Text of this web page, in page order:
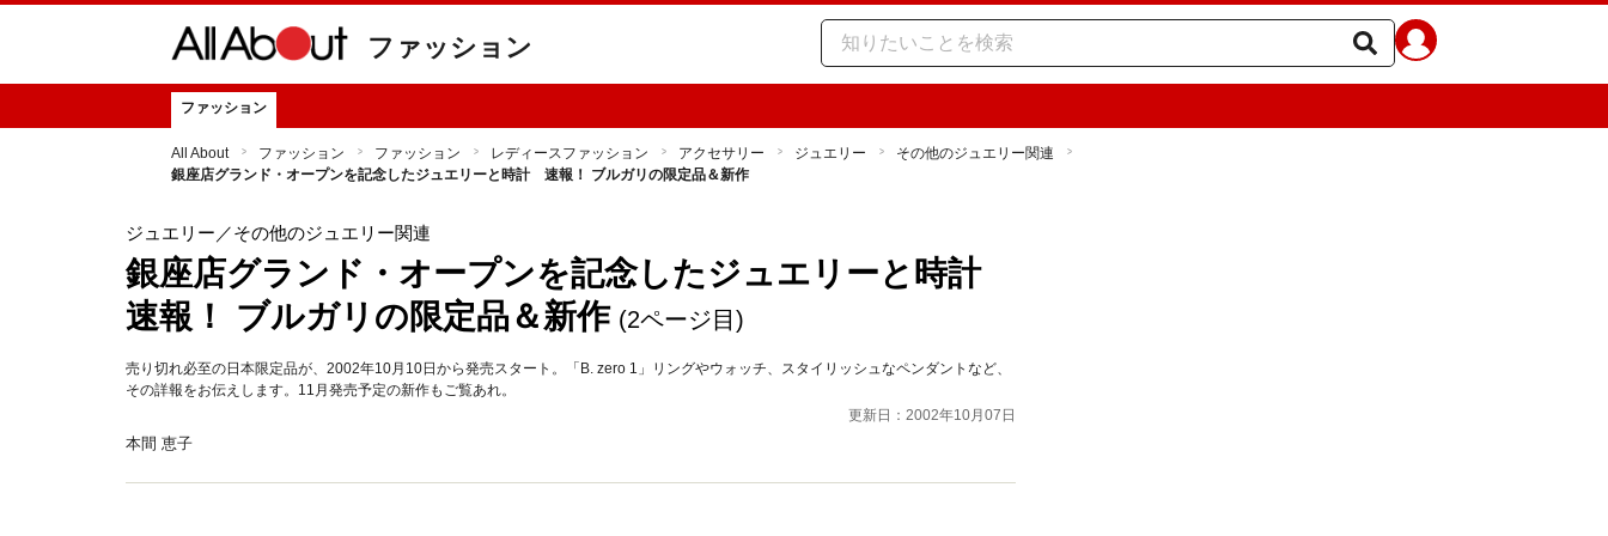
ファッション
ファッション
All About ファッション ファッション レディースファッション アクセサリー ジュエリー
その他のジュエリー関連
銀座店グランド・オープンを記念したジュエリーと時計 速報！ ブルガリの限定品＆新作
ジュエリー ／その他のジュエリー関連
銀座店グランド・オープンを記念したジュエリーと時計
速報！ ブルガリの限定品＆新作 (2ページ目)
売り切れ必至の日本限定品が、2002年10月10日から発売スタート。「B. zero 1」リングやウォッチ、スタイリッシュなペンダントなど、
その詳報をお伝えします。11月発売予定の新作もご覧あれ。
更新日：2002年10月07日
本間 恵子